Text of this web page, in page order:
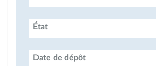
État
Date de dépôt